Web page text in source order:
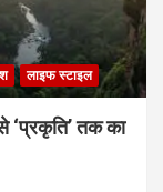
लाइफ स्टाइल
‘प्रकृति’ तक का